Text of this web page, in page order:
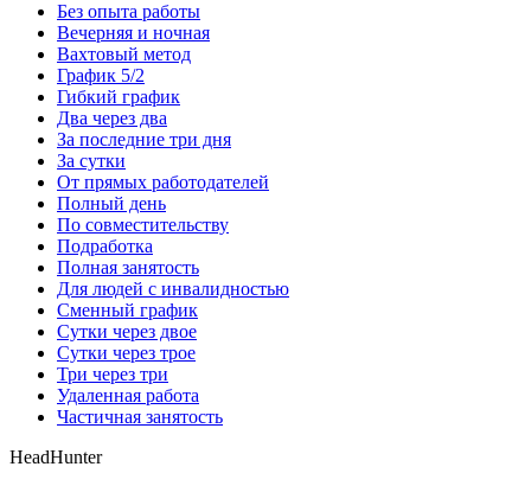
Без опыта работы
Вечерняя и ночная
Вахтовый метод
График 5/2
Гибкий график
Два через два
За последние три дня
За сутки
От прямых работодателей
Полный день
По совместительству
Подработка
Полная занятость
Для людей с инвалидностью
Сменный график
Сутки через двое
Сутки через трое
Три через три
Удаленная работа
Частичная занятость
HeadHunter